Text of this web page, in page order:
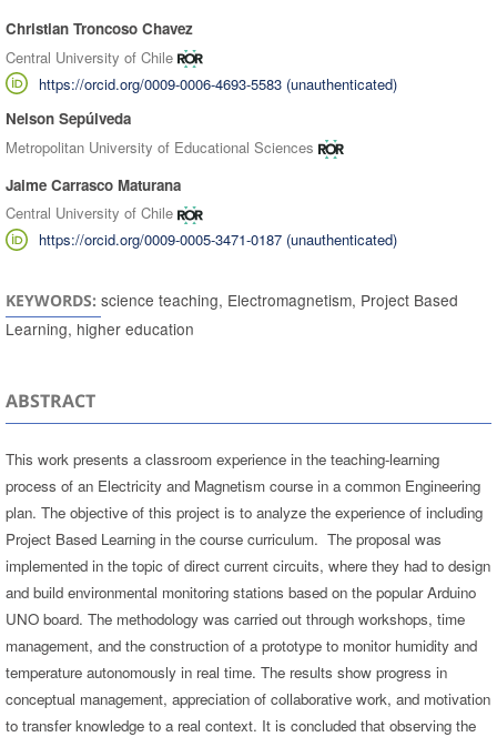
Authors
Christian Troncoso Chavez
Central University of Chile
https://orcid.org/0009-0006-4693-5583 (unauthenticated)
Nelson Sepúlveda
Metropolitan University of Educational Sciences
Jaime Carrasco Maturana
Central University of Chile
https://orcid.org/0009-0005-3471-0187 (unauthenticated)
KEYWORDS: science teaching, Electromagnetism, Project Based
Learning, higher education
ABSTRACT
This work presents a classroom experience in the teaching-learning
process of an Electricity and Magnetism course in a common Engineering
plan. The objective of this project is to analyze the experience of including
Project Based Learning in the course curriculum. The proposal was
implemented in the topic of direct current circuits, where they had to design
and build environmental monitoring stations based on the popular Arduino
UNO board. The methodology was carried out through workshops, time
management, and the construction of a prototype to monitor humidity and
temperature autonomously in real time. The results show progress in
conceptual management, appreciation of collaborative work, and motivation
to transfer knowledge to a real context. It is concluded that observing the